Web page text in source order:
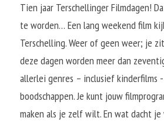
Tien jaar Terschellinger Filmdagen!
te worden… Een lang weekend film
Terschelling. Weer of geen weer; je
deze dagen worden meer dan
allerlei genres – inclusief kinderfilms
boodschappen. Je kunt jouw
maken als je zelf wilt. En wat dacht je